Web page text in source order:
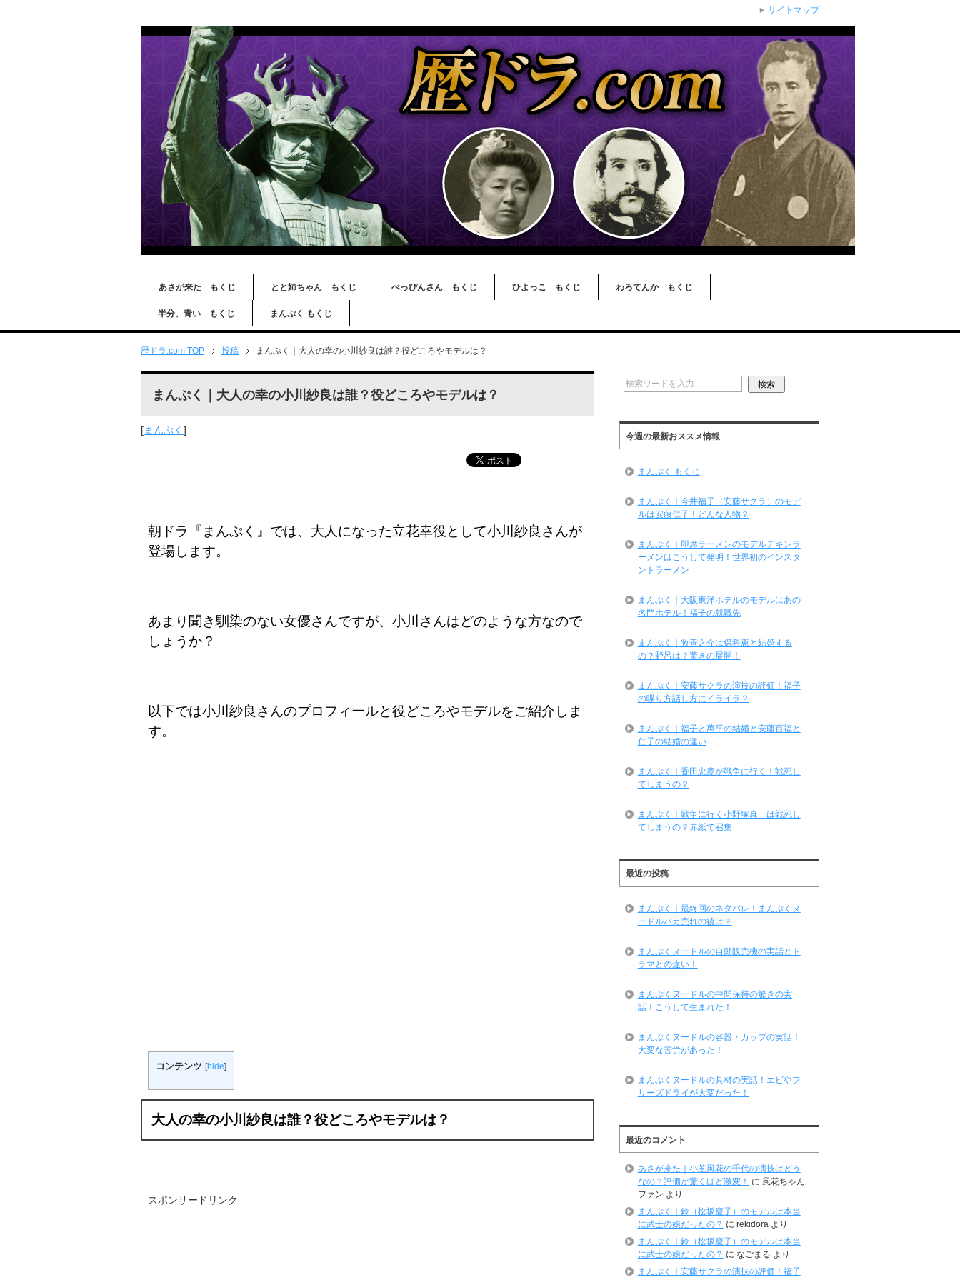
あさが来た もくじ とと姉ちゃん もくじ べっぴんさん もくじ ひよっこ もくじ わろてんか もくじ
半分、青い もくじ まんぷく もくじ
歴ドラ.com TOP 投稿 まんぷく｜大人の幸の小川紗良は誰？役どころやモデルは？
まんぷく｜大人の幸の小川紗良は誰？役どころやモデルは？
[まんぷく ]
朝ドラ『まんぷく』では、大人になった立花幸役として小川紗良さんが
登場します。
あまり聞き馴染のない女優さんですが、小川さんはどのような方なので
しょうか？
以下では小川紗良さんのプロフィールと役どころやモデルをご紹介しま
す。
コンテンツ [hide]
大人の幸の小川紗良は誰？役どころやモデルは？
スポンサードリンク
今週の最新おススメ情報
まんぷく もくじ
まんぷく｜今井福子（安藤サクラ）のモデ
ルは安藤仁子！どんな人物？
まんぷく｜即席ラーメンのモデルチキンラ
ーメンはこうして発明！世界初のインスタ
ントラーメン
まんぷく｜大阪東洋ホテルのモデルはあの
名門ホテル！福子の就職先
まんぷく｜牧善之介は保科恵と結婚する
の？野呂は？驚きの展開！
まんぷく｜安藤サクラの演技の評価！福子
の喋り方話し方にイライラ？
まんぷく｜福子と萬平の結婚と安藤百福と
仁子の結婚の違い
まんぷく｜香田忠彦が戦争に行く！戦死し
てしまうの？
まんぷく｜戦争に行く小野塚真一は戦死し
てしまうの？赤紙で召集
最近の投稿
まんぷく｜最終回のネタバレ！まんぷくヌ
ードルバカ売れの後は？
まんぷくヌードルの自動販売機の実話とド
ラマとの違い！
まんぷくヌードルの中間保持の驚きの実
話！こうして生まれた！
まんぷくヌードルの容器・カップの実話！
大変な苦労があった！
まんぷくヌードルの具材の実話！エビやフ
リーズドライが大変だった！
最近のコメント
あさが来た｜小芝風花の千代の演技はどう
なの？評価が驚くほど激変！
に 風花ちゃん
ファン より
まんぷく｜鈴（松坂慶子）のモデルは本当
に武士の娘だったの？ に rekidora より
まんぷく｜鈴（松坂慶子）のモデルは本当
に武士の娘だったの？ に なごまる より
まんぷく｜安藤サクラの演技の評価！福子
サイトマップ